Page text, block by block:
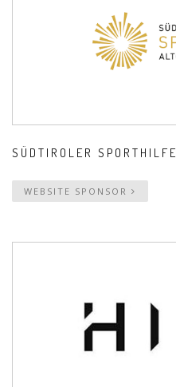
SÜDTIROLER SPORTHILFE
WEBSITE SPONSOR